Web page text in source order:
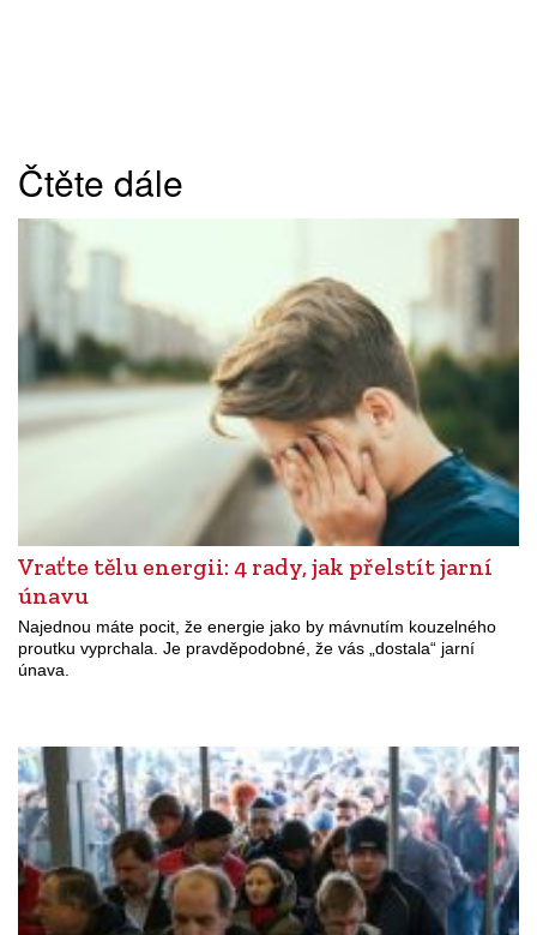
Čtěte dále
Vraťte tělu energii: 4 rady, jak přelstít jarní
únavu
Najednou máte pocit, že energie jako by mávnutím kouzelného
proutku vyprchala. Je pravděpodobné, že vás „dostala“ jarní
únava.